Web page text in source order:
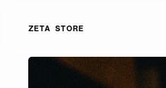
ZETA STORE